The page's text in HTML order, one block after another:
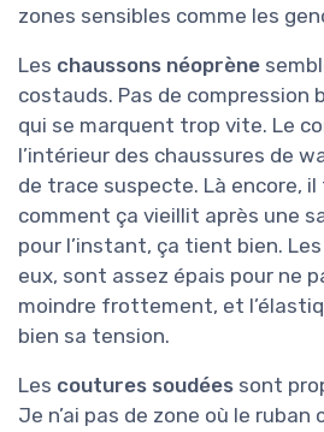
zones sensibles comme les
Les chaussons néoprène
costauds. Pas de compression
qui se marquent trop vite. Le
l’intérieur des chaussures de
de trace suspecte. Là encore,
comment ça vieillit après une
pour l’instant, ça tient bien.
eux, sont assez épais pour ne
moindre frottement, et
bien sa tension.
Les coutures soudées sont
Je n’ai pas de zone où le ruban